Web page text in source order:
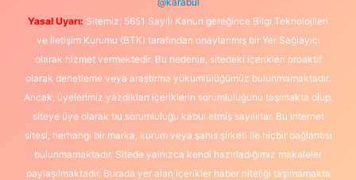
Yasal Uyarı: Sitemiz, 5651 Sayılı Kanun gereğince Bilgi Teknolojileri
ve İletişim Kurumu (BTK) tarafından onaylanmış bir Yer Sağlayıcı
olarak hizmet vermektedir. Bu nedenle, sitedeki içerikleri proaktif
olarak denetleme veya araştırma yükümlülüğümüz bulunmamaktadır.
Ancak, üyelerimiz yazdıkları içeriklerin sorumluluğunu taşımakta olup,
siteye üye olarak bu sorumluluğu kabul etmiş sayılırlar. Bu internet
sitesi, herhangi bir marka, kurum veya şahıs şirketi ile hiçbir bağlantısı
bulunmamaktadır. Sitede yalnızca kendi hazırladığımız makaleler
paylaşılmaktadır. Burada yer alan içerikler haber niteliği taşımamakta